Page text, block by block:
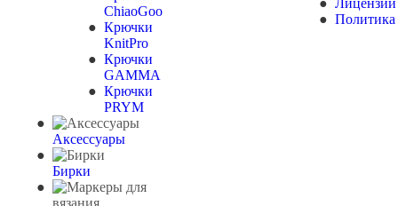
ChiaoGoo
Крючки
KnitPro
Крючки
GAMMA
Крючки
PRYM
Аксессуары
Бирки
Политика